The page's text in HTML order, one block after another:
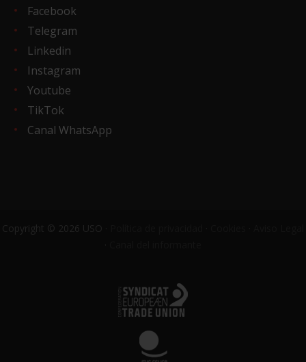
Facebook
Telegram
Linkedin
Instagram
Youtube
TikTok
Canal WhatsApp
Copyright © 2026 USO ·